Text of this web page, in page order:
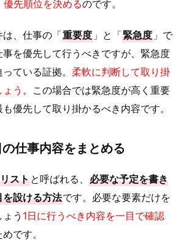
優先順位を決めるのです。
、仕事の「重要度 」と「緊急度 」で
を優先して行うべきですが、緊急度
ている証拠。 柔軟に判断して取り掛
う 。この場合では緊急度が高く重要
優先して取り掛かるべき内容です。
仕事内容をまとめる
ストと呼ばれる、 必要な予定を書き
設ける方法です。必要な要素だけを
う 1日に行うべき内容を一目で確認
めです。